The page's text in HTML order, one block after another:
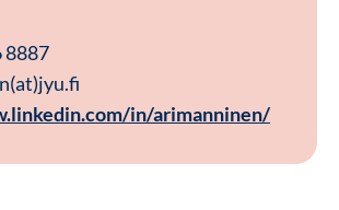
8887
in/arimanninen/